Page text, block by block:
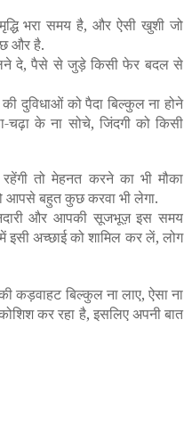
भरा समय है, और ऐसी खुशी जो
और है.
दे, पैसे से जुड़े किसी फेर बदल से
दुविधाओं को पैदा बिल्कुल ना होने
चढ़ा के ना सोचे, जिंदगी को किसी
रहेंगी तो मेहनत करने का भी मौका
आपसे बहुत कुछ करवा भी लेगा.
और आपकी सूजभूज़ इस समय
अच्छाई को शामिल कर लें, लोग
कड़वाहट बिल्कुल ना लाए, ऐसा ना
कर रहा है, इसलिए अपनी बात